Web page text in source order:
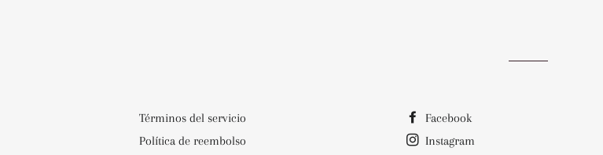
Términos del servicio
Política de reembolso
Facebook
Instagram